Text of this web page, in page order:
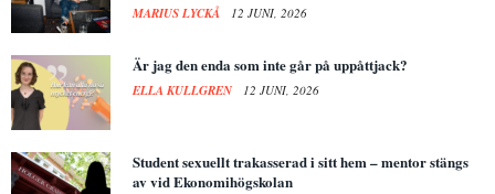
MARIUS LYCKÅ 12 JUNI, 2026
Är jag den enda som inte går på uppåttjack?
ELLA KULLGREN 12 JUNI, 2026
Student sexuellt trakasserad i sitt hem – mentor stängs
av vid Ekonomihögskolan